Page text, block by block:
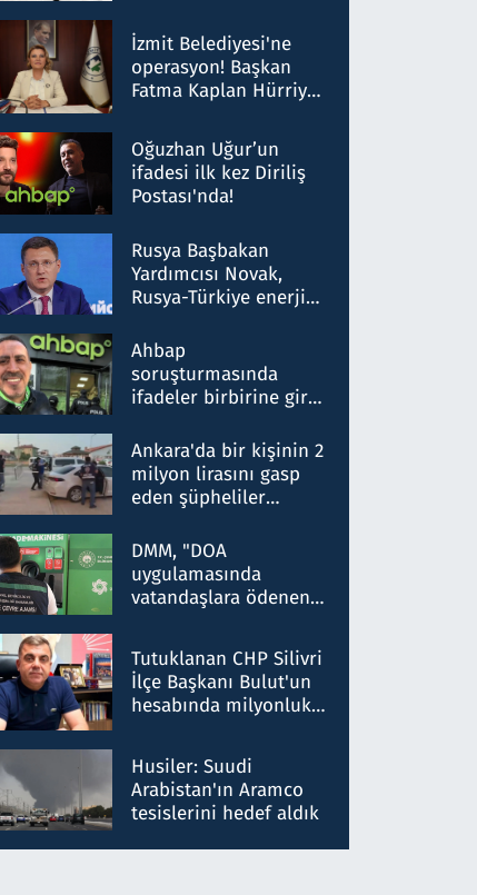
Milyar liralık para
trafiği tespit edildi
İzmit Belediyesi'ne
operasyon! Başkan
Fatma Kaplan Hürriyet
Oğuzhan Uğur’un
ifadesi ilk kez Diriliş
Postası'nda!
Rusya Başbakan
Yardımcısı Novak,
Rusya-Türkiye enerji
nitelikte olduğunu
belirtti
Ahbap
soruşturmasında
ifadeler birbirine girdi:
ifadelerinden ortaya
çıkan tablo şok etti
Ankara'da bir kişinin 2
milyon lirasını gasp
eden şüpheliler
DMM, "DOA
uygulamasında
vatandaşlara ödenen
düşürüldüğü" iddiasını
yalanladı
Tutuklanan CHP Silivri
İlçe Başkanı Bulut'un
hesabında milyonluk
talimat verdi, ben
gönderdim
Husiler: Suudi
Arabistan'ın Aramco
tesislerini hedef aldık